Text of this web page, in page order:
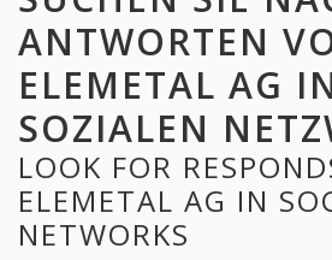
ANTWORTEN
ELEMETAL AG
SOZIALEN
LOOK FOR
ELEMETAL AG IN
NETWORKS